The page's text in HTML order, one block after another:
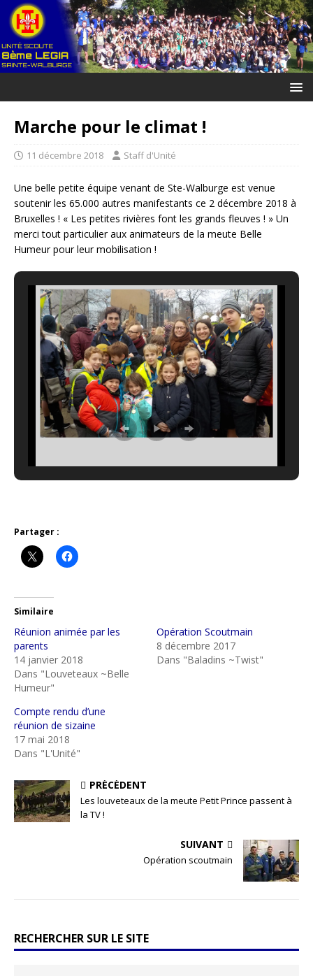
Marche pour le climat !
11 décembre 2018 Staff d'Unité
Une belle petite équipe venant de Ste-Walburge est venue
soutenir les 65.000 autres manifestants ce 2 décembre 2018 à
Bruxelles ! « Les petites rivières font les grands fleuves ! » Un
merci tout particulier aux animateurs de la meute Belle
Humeur pour leur mobilisation !
Partager :
Similaire
Réunion animée par les
parents
14 janvier 2018
Dans "Louveteaux ~Belle
Humeur"
Opération Scoutmain
8 décembre 2017
Dans "Baladins ~Twist"
Compte rendu d’une
réunion de sizaine
17 mai 2018
Dans "L'Unité"
PRÉCÉDENT
Les louveteaux de la meute Petit Prince passent à
la TV !
SUIVANT
Opération scoutmain
RECHERCHER SUR LE SITE